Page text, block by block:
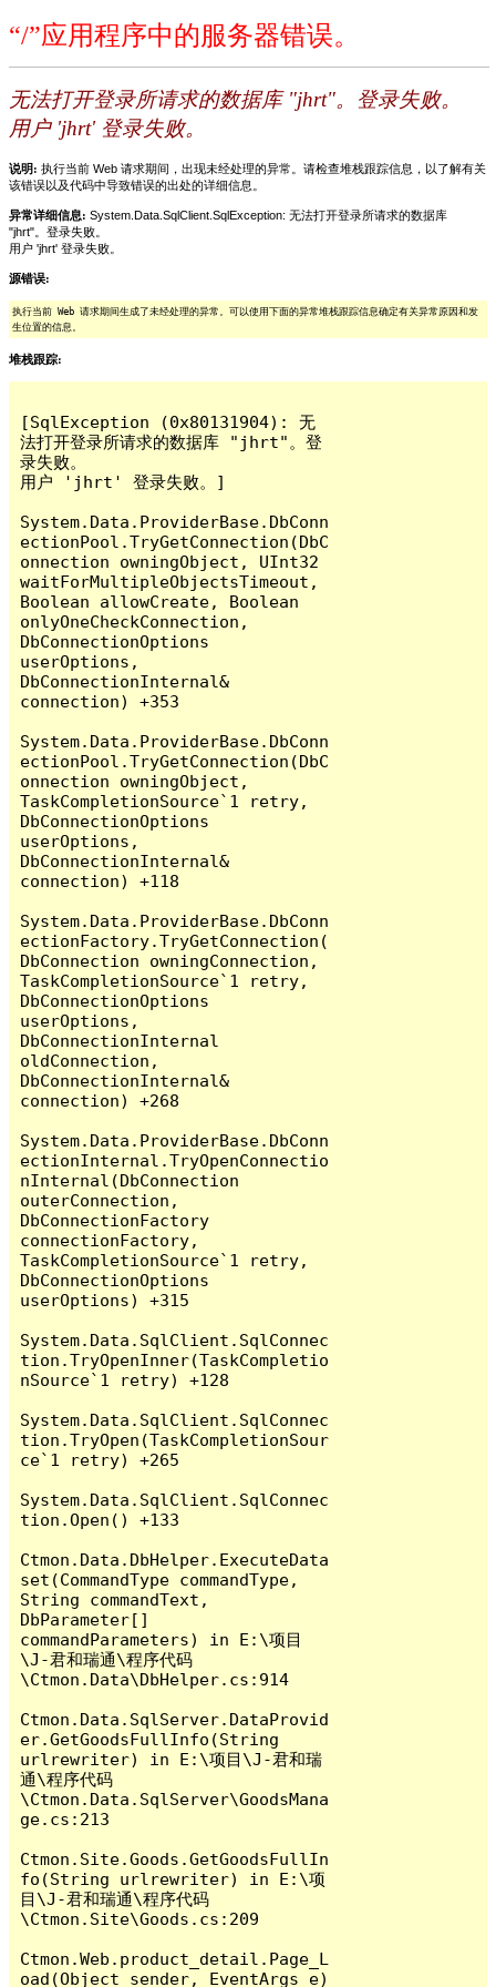
“/”应用程序中的服务器错误。
无法打开登录所请求的数据库 "jhrt"。登录失败。
用户 'jhrt' 登录失败。
说明: 执行当前 Web 请求期间，出现未经处理的异常。请检查堆栈跟踪信息，以了解有关
该错误以及代码中导致错误的出处的详细信息。
异常详细信息: System.Data.SqlClient.SqlException: 无法打开登录所请求的数据库
"jhrt"。登录失败。
用户 'jhrt' 登录失败。
源错误:
执行当前 Web 请求期间生成了未经处理的异常。可以使用下面的异常堆栈跟踪信息确定有关异常原因和发
生位置的信息。
堆栈跟踪:
[SqlException (0x80131904): 无
法打开登录所请求的数据库 "jhrt"。登
录失败。
用户 'jhrt' 登录失败。]
System.Data.ProviderBase.DbConn
ectionPool.TryGetConnection(DbC
onnection owningObject, UInt32
waitForMultipleObjectsTimeout,
Boolean allowCreate, Boolean
onlyOneCheckConnection,
DbConnectionOptions
userOptions,
DbConnectionInternal&
connection) +353
System.Data.ProviderBase.DbConn
ectionPool.TryGetConnection(DbC
onnection owningObject,
TaskCompletionSource`1 retry,
DbConnectionOptions
userOptions,
DbConnectionInternal&
connection) +118
System.Data.ProviderBase.DbConn
ectionFactory.TryGetConnection(
DbConnection owningConnection,
TaskCompletionSource`1 retry,
DbConnectionOptions
userOptions,
DbConnectionInternal
oldConnection,
DbConnectionInternal&
connection) +268
System.Data.ProviderBase.DbConn
ectionInternal.TryOpenConnectio
nInternal(DbConnection
outerConnection,
DbConnectionFactory
connectionFactory,
TaskCompletionSource`1 retry,
DbConnectionOptions
userOptions) +315
System.Data.SqlClient.SqlConnec
tion.TryOpenInner(TaskCompletio
nSource`1 retry) +128
System.Data.SqlClient.SqlConnec
tion.TryOpen(TaskCompletionSour
ce`1 retry) +265
System.Data.SqlClient.SqlConnec
tion.Open() +133
Ctmon.Data.DbHelper.ExecuteData
set(CommandType commandType,
String commandText,
DbParameter[]
commandParameters) in E:\项目
\J-君和瑞通\程序代码
\Ctmon.Data\DbHelper.cs:914
Ctmon.Data.SqlServer.DataProvid
er.GetGoodsFullInfo(String
urlrewriter) in E:\项目\J-君和瑞
通\程序代码
\Ctmon.Data.SqlServer\GoodsMana
ge.cs:213
Ctmon.Site.Goods.GetGoodsFullIn
fo(String urlrewriter) in E:\项
目\J-君和瑞通\程序代码
\Ctmon.Site\Goods.cs:209
Ctmon.Web.product_detail.Page_L
oad(Object sender, EventArgs e)